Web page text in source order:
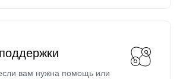
вам нужна помощь или